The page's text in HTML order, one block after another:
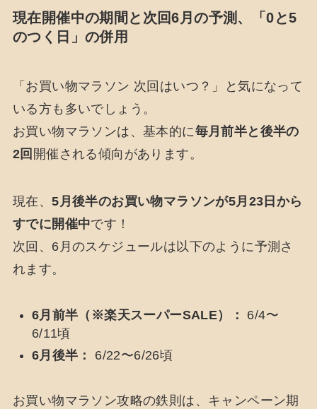
現在開催中の期間と次回6月の予測、「0と5
のつく日」の併用
「お買い物マラソン 次回はいつ？」と気になって
いる方も多いでしょう。
お買い物マラソンは、基本的に毎月前半と後半の
2回 開催される傾向があります。
現在、5月後半のお買い物マラソンが5月23日から
すでに開催中です！
次回、6月のスケジュールは以下のように予測さ
れます。
6月前半（※楽天スーパーSALE）：
6/4〜
6/11頃
6月後半：
6/22〜6/26頃
お買い物マラソン攻略の鉄則は、キャンペーン期